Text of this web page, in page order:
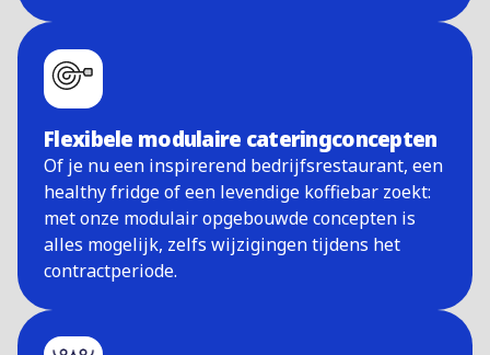
Flexibele modulaire cateringconcepten
Of je nu een inspirerend bedrijfsrestaurant, een
healthy fridge of een levendige koffiebar zoekt:
met onze modulair opgebouwde concepten is
alles mogelijk, zelfs wijzigingen tijdens het
contractperiode.